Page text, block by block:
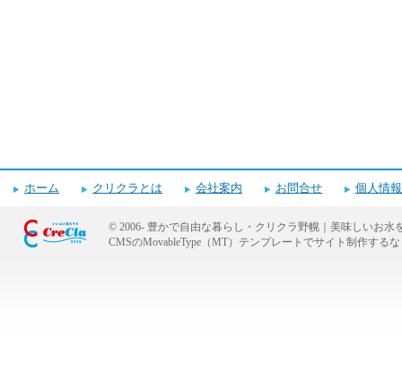
ホーム クリクラとは 会社案内 お問合せ 個人情
© 2006- 豊かで自由な暮らし・クリクラ野幌｜美味しいお水
CMSのMovableType（MT）テンプレートでサイト制作する